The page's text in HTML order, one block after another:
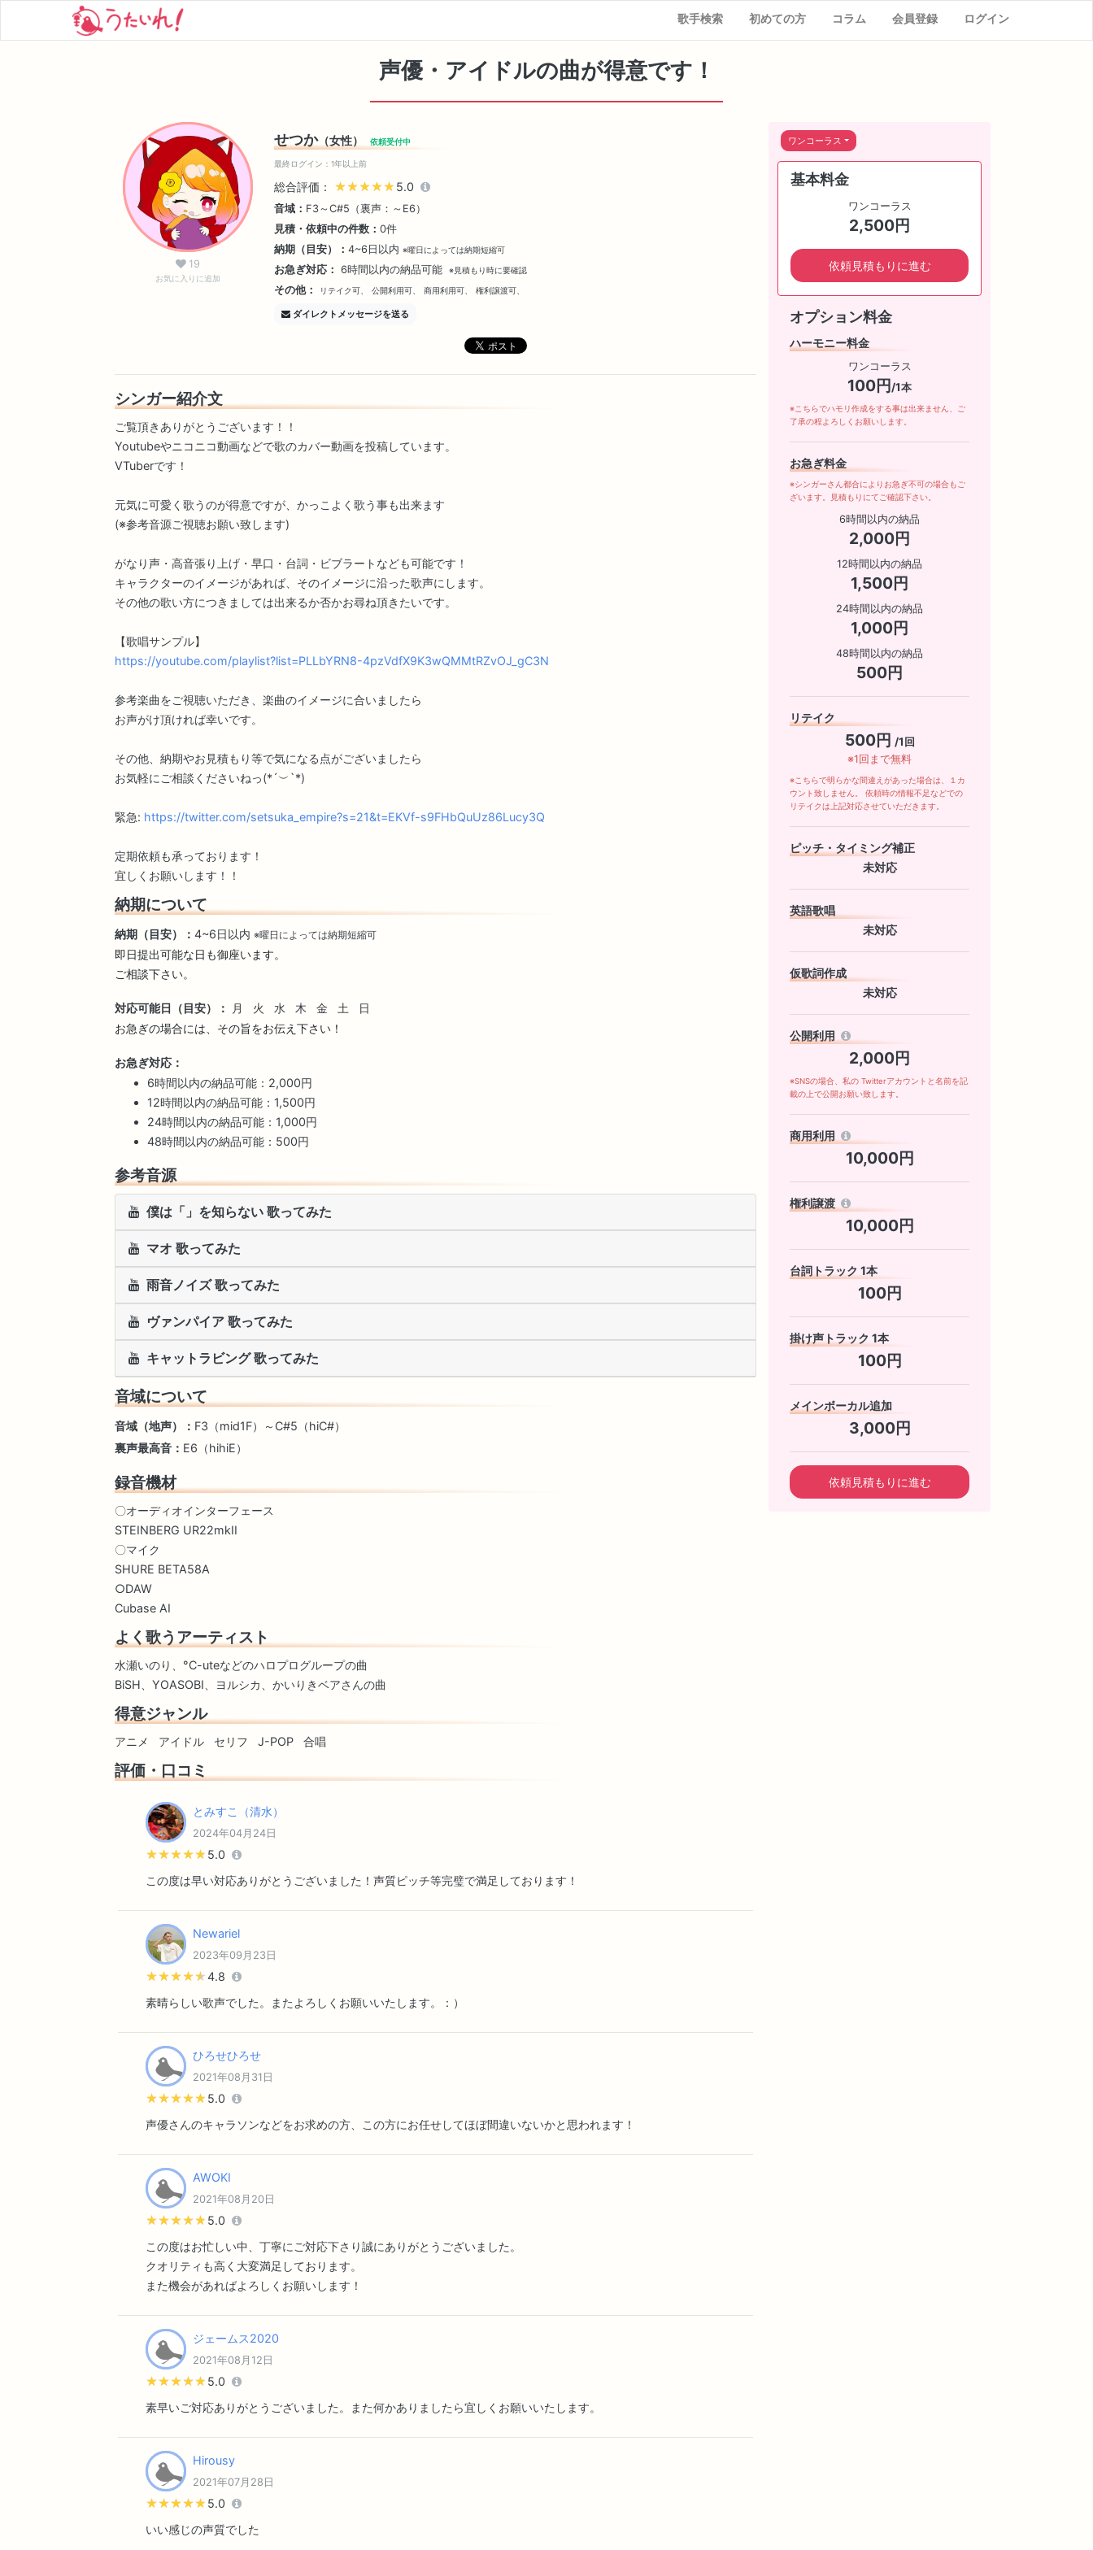
歌手検索 初めての方 コラム 会員登録 ログイン
声優・アイドルの曲が得意です！
19
お気に入りに追加
せつか（女性） 依頼受付中
最終ログイン：1年以上前
総合評価： ★★★★★
★★★★★ 5.0
音域： F3～C#5（裏声：～E6）
見積・依頼中の件数： 0件
納期（目安）： 4~6日以内 ※曜日によっては納期短縮可
お急ぎ対応： 6時間以内の納品可能 ※見積もり時に要確認
その他： リテイク可、 公開利用可、 商用利用可、 権利譲渡可、
ダイレクトメッセージを送る
シンガー紹介文
ご覧頂きありがとうございます！！
Youtubeやニコニコ動画などで歌のカバー動画を投稿しています。
VTuberです！
元気に可愛く歌うのが得意ですが、かっこよく歌う事も出来ます
(※参考音源ご視聴お願い致します)
がなり声・高音張り上げ・早口・台詞・ビブラートなども可能です！
キャラクターのイメージがあれば、そのイメージに沿った歌声にします。
その他の歌い方につきましては出来るか否かお尋ね頂きたいです。
【歌唱サンプル】
https://youtube.com/playlist?list=PLLbYRN8-4pzVdfX9K3wQMMtRZvOJ_gC3N
参考楽曲をご視聴いただき、楽曲のイメージに合いましたら
お声がけ頂ければ幸いです。
その他、納期やお見積もり等で気になる点がございましたら
お気軽にご相談くださいねっ(*´︶`*)
緊急: https://twitter.com/setsuka_empire?s=21&t=EKVf-s9FHbQuUz86Lucy3Q
定期依頼も承っております！
宜しくお願いします！！
納期について
納期（目安）： 4~6日以内 ※曜日によっては納期短縮可
即日提出可能な日も御座います。
ご相談下さい。
対応可能日（目安）： 月 火 水 木 金 土
日
お急ぎの場合には、その旨をお伝え下さい！
お急ぎ対応：
6時間以内の納品可能：2,000円
12時間以内の納品可能：1,500円
24時間以内の納品可能：1,000円
48時間以内の納品可能：500円
参考音源
僕は「」を知らない 歌ってみた
マオ 歌ってみた
雨音ノイズ 歌ってみた
ヴァンパイア 歌ってみた
キャットラビング 歌ってみた
音域について
音域（地声）： F3（mid1F）～C#5（hiC#）
裏声最高音： E6（hihiE）
録音機材
〇オーディオインターフェース
STEINBERG UR22mkII
〇マイク
SHURE BETA58A
○DAW
Cubase AI
よく歌うアーティスト
水瀬いのり、°C-uteなどのハロプログループの曲
BiSH、YOASOBI、ヨルシカ、かいりきベアさんの曲
得意ジャンル
アニメ アイドル セリフ J-POP 合唱
評価・口コミ
とみすこ（清水）
2024年04月24日
★★★★★
★★★★★ 5.0
この度は早い対応ありがとうございました！声質ピッチ等完璧で満足しております！
Newariel
2023年09月23日
★★★★★
★★★★★4.8
素晴らしい歌声でした。またよろしくお願いいたします。：）
ひろせひろせ
2021年08月31日
★★★★★
★★★★★ 5.0
声優さんのキャラソンなどをお求めの方、この方にお任せしてほぼ間違いないかと思われます！
AWOKI
2021年08月20日
★★★★★
★★★★★ 5.0
この度はお忙しい中、丁寧にご対応下さり誠にありがとうございました。
クオリティも高く大変満足しております。
また機会があればよろしくお願いします！
ジェームス2020
2021年08月12日
★★★★★
★★★★★ 5.0
素早いご対応ありがとうございました。また何かありましたら宜しくお願いいたします。
Hirousy
2021年07月28日
★★★★★
★★★★★ 5.0
いい感じの声質でした
ワンコーラス
基本料金
ワンコーラス
2,500円
依頼見積もりに進む
オプション料金
ハーモニー料金
ワンコーラス
100円/1本
※こちらでハモリ作成をする事は出来ません、ご
了承の程よろしくお願いします。
お急ぎ料金
※シンガーさん都合によりお急ぎ不可の場合もご
ざいます。見積もりにてご確認下さい。
6時間以内の納品
2,000円
12時間以内の納品
1,500円
24時間以内の納品
1,000円
48時間以内の納品
500円
リテイク
500円 /1回
※1回まで無料
※こちらで明らかな間違えがあった場合は、１カ
ウント致しません。 依頼時の情報不足などでの
リテイクは上記対応させていただきます。
ピッチ・タイミング補正
未対応
英語歌唱
未対応
仮歌詞作成
未対応
公開利用
2,000円
※SNSの場合、私の Twitterアカウントと名前を記
載の上で公開お願い致します。
商用利用
10,000円
権利譲渡
10,000円
台詞トラック 1本
100円
掛け声トラック 1本
100円
メインボーカル追加
3,000円
依頼見積もりに進む